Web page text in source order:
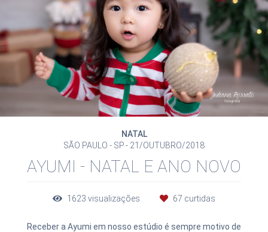
NATAL
SÃO PAULO - SP
21/OUTUBRO/2018
AYUMI - NATAL E ANO NOVO
1623 visualizações 67 curtidas
Receber a Ayumi em nosso estúdio é sempre motivo de